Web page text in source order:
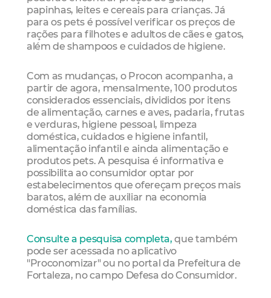
papinhas, leites e cereais para crianças. Já
para os pets é possível verificar os preços de
rações para filhotes e adultos de cães e gatos,
além de shampoos e cuidados de higiene.
Com as mudanças, o Procon acompanha, a
partir de agora, mensalmente, 100 produtos
considerados essenciais, divididos por itens
de alimentação, carnes e aves, padaria, frutas
e verduras, higiene pessoal, limpeza
doméstica, cuidados e higiene infantil,
alimentação infantil e ainda alimentação e
produtos pets. A pesquisa é informativa e
possibilita ao consumidor optar por
estabelecimentos que ofereçam preços mais
baratos, além de auxiliar na economia
doméstica das famílias.
Consulte a pesquisa completa,que também
pode ser acessada no aplicativo
"Proconomizar" ou no portal da Prefeitura de
Fortaleza, no campo Defesa do Consumidor.